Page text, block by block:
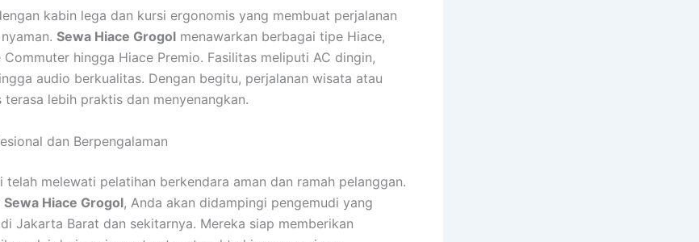
kabin lega dan kursi ergonomis yang membuat perjalanan
Sewa Hiace Grogol menawarkan berbagai tipe Hiace,
hingga Hiace Premio. Fasilitas meliputi AC dingin,
audio berkualitas. Dengan begitu, perjalanan wisata atau
terasa lebih praktis dan menyenangkan.
dan Berpengalaman
telah melewati pelatihan berkendara aman dan ramah pelanggan.
Sewa Hiace Grogol, Anda akan didampingi pengemudi yang
Jakarta Barat dan sekitarnya. Mereka siap memberikan